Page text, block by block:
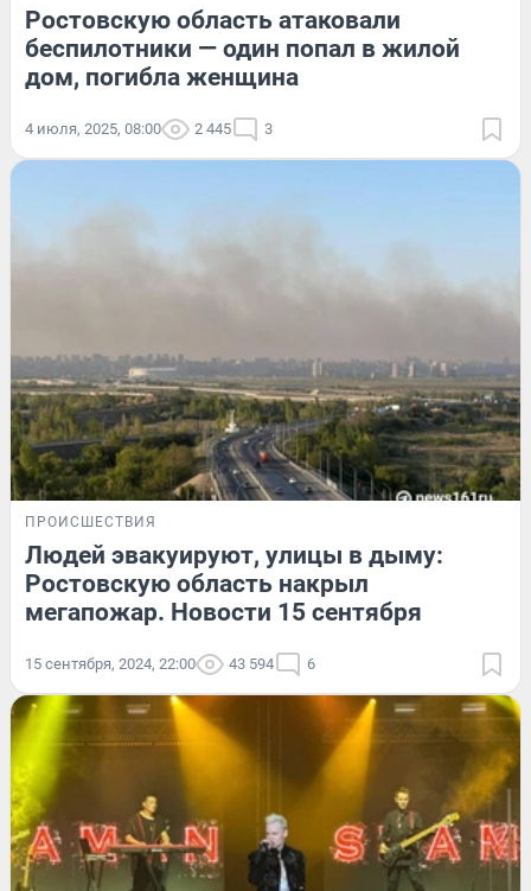
Ростовскую область атаковали
беспилотники — один попал в жилой
дом, погибла женщина
4 июля, 2025, 08:00 2 445 3
ПРОИСШЕСТВИЯ
Людей эвакуируют, улицы в дыму:
Ростовскую область накрыл
мегапожар. Новости 15 сентября
15 сентября, 2024, 22:00 43 594 6